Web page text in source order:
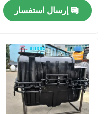
منتجات
أشرطة فيديو
إرسال استفسار